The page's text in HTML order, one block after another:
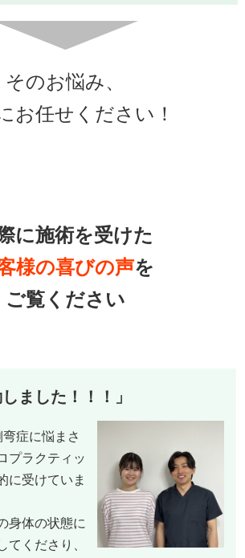
そのお悩み、
お任せください！
に施術を受けた
様の喜びの声を
ご覧ください
ました！！！」
症に悩まさ
プラクティッ
に受けていま
身体の状態に
てくださり、